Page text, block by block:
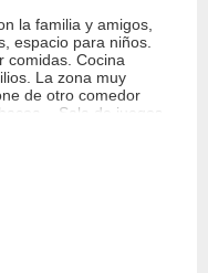
la familia y amigos,
espacio para niños.
comidas. Cocina
La zona muy
de otro comedor
Sala de juegos
disfrutando de la